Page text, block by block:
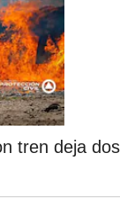
tren deja dos